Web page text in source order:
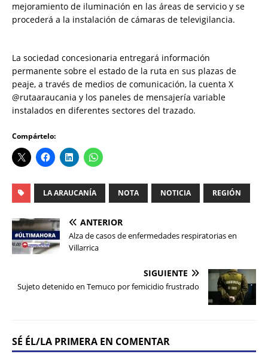
mejoramiento de iluminación en las áreas de servicio y se
procederá a la instalación de cámaras de televigilancia.
La sociedad concesionaria entregará información
permanente sobre el estado de la ruta en sus plazas de
peaje, a través de medios de comunicación, la cuenta X
@rutaaraucania y los paneles de mensajería variable
instalados en diferentes sectores del trazado.
Compártelo:
LA ARAUCANÍA NOTA NOTICIA REGIÓN
ANTERIOR
Alza de casos de enfermedades respiratorias en
Villarrica
SIGUIENTE
Sujeto detenido en Temuco por femicidio frustrado
SÉ ÉL/LA PRIMERA EN COMENTAR